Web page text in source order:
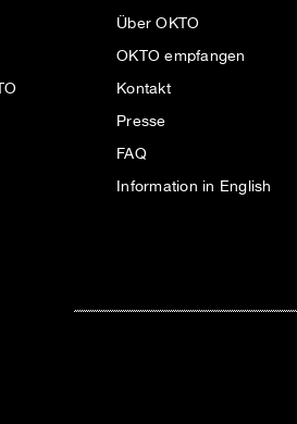
Über OKTO
OKTO empfangen
Kontakt
Presse
FAQ
Information in English